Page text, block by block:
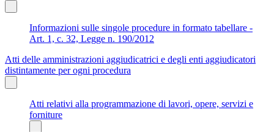
Informazioni sulle singole procedure in formato tabellare -
Art. 1, c. 32, Legge n. 190/2012
Atti delle amministrazioni aggiudicatrici e degli enti aggiudicatori
distintamente per ogni procedura
Atti relativi alla programmazione di lavori, opere, servizi e
forniture